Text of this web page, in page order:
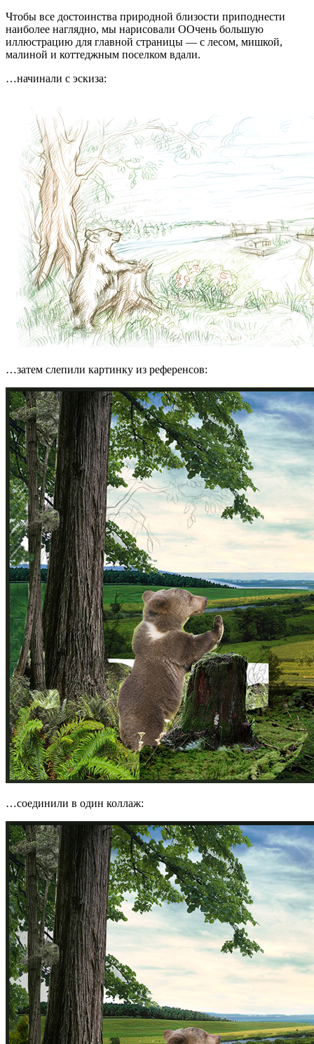
Чтобы все достоинства природной близости приподнести
наиболее наглядно, мы нарисовали ООчень большую
иллюстрацию для главной страницы — c лесом, мишкой,
малиной и коттеджным поселком вдали.
…начинали с эскиза:
…затем слепили картинку из референсов:
…соединили в один коллаж: